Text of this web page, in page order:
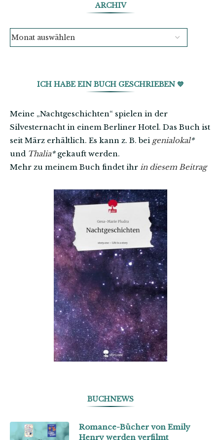
ARCHIV
ICH HABE EIN BUCH GESCHRIEBEN 💙
Meine „Nachtgeschichten“ spielen in der
Silvesternacht in einem Berliner Hotel. Das Buch ist
seit März erhältlich. Es kann z. B. bei genialokal*
und Thalia*gekauft werden.
Mehr zu meinem Buch findet ihr in diesem Beitrag
BUCHNEWS
Romance-Bücher von Emily
Henry werden verfilmt